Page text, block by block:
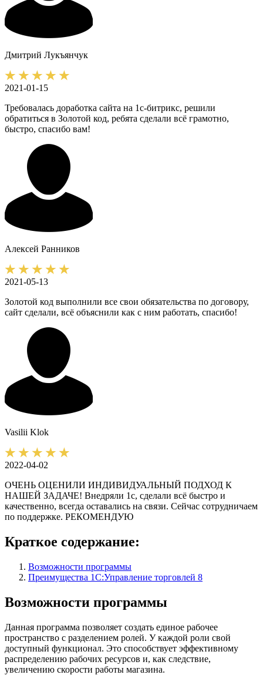
Дмитрий Лукъянчук
2021-01-15
Требовалась доработка сайта на 1с-битрикс, решили
обратиться в Золотой код, ребята сделали всё грамотно,
быстро, спасибо вам!
Алексей Ранников
2021-05-13
Золотой код выполнили все свои обязательства по договору,
сайт сделали, всё объяснили как с ним работать, спасибо!
Vasilii Klok
2022-04-02
ОЧЕНЬ ОЦЕНИЛИ ИНДИВИДУАЛЬНЫЙ ПОДХОД К
НАШЕЙ ЗАДАЧЕ! Внедряли 1с, сделали всё быстро и
качественно, всегда оставались на связи. Сейчас сотрудничаем
по поддержке. РЕКОМЕНДУЮ
Краткое содержание:
Возможности программы
Преимущества 1С:Управление торговлей 8
Возможности программы
Данная программа позволяет создать единое рабочее
пространство с разделением ролей. У каждой роли свой
доступный функционал. Это способствует эффективному
распределению рабочих ресурсов и, как следствие,
увеличению скорости работы магазина.